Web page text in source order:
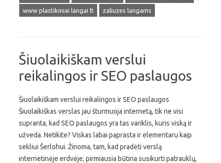
www plastikiniai langai lt
zaliuzes langams
Šiuolaikiškam verslui
reikalingos ir SEO paslaugos
Šiuolaikiškam verslui reikalingos ir SEO paslaugos
Šiuolaikiškas verslas jau šturmuoja internetą, tik ne visi
supranta, kad SEO paslaugos yra tas variklis, kuris viską ir
užveda. Netikite? Viskas labai paprasta ir elementaru kaip
sekliui Šerlohui. Žinoma, tam, kad pradėti verslą
internetinėje erdvėje, pirmiausia būtina susikurti patrauklų,